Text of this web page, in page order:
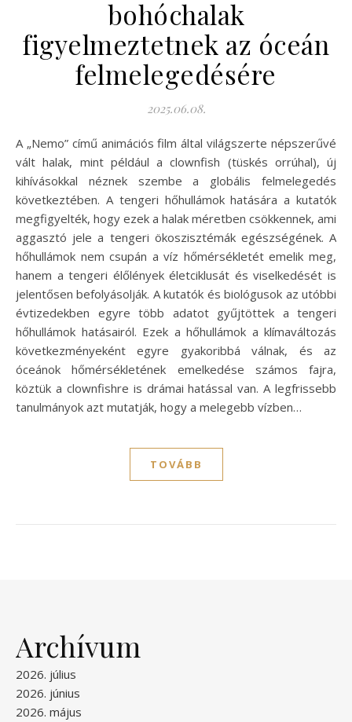
bohóchalak
figyelmeztetnek az óceán
felmelegedésére
2025.06.08.
A „Nemo” című animációs film által világszerte népszerűvé
vált halak, mint például a clownfish (tüskés orrúhal), új
kihívásokkal néznek szembe a globális felmelegedés
következtében. A tengeri hőhullámok hatására a kutatók
megfigyelték, hogy ezek a halak méretben csökkennek, ami
aggasztó jele a tengeri ökoszisztémák egészségének. A
hőhullámok nem csupán a víz hőmérsékletét emelik meg,
hanem a tengeri élőlények életciklusát és viselkedését is
jelentősen befolyásolják. A kutatók és biológusok az utóbbi
évtizedekben egyre több adatot gyűjtöttek a tengeri
hőhullámok hatásairól. Ezek a hőhullámok a klímaváltozás
következményeként egyre gyakoribbá válnak, és az
óceánok hőmérsékletének emelkedése számos fajra,
köztük a clownfishre is drámai hatással van. A legfrissebb
tanulmányok azt mutatják, hogy a melegebb vízben…
TOVÁBB
Archívum
2026. július
2026. június
2026. május